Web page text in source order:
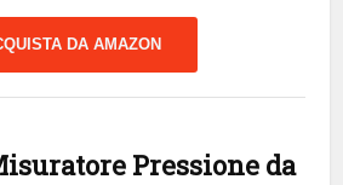
DA AMAZON
Pressione da